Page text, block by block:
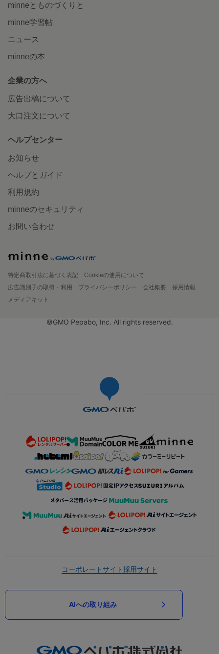
minneとものづくりと
minne学習帖
ニュース
minneの本
企業の方へ
広告出稿について
大口注文について
ヘルプセンター
お知らせ
ヘルプとガイド
利用規約
minneのセキュリティ
お問い合わせ
特定商取引法に基づく表記
Cookieの使用について
広告識別子の取得・利用
プライバシーポリシー 会社概要
採用情報
メディアキット
©GMO Pepabo, Inc. All rights reserved.
コーポレートサイト採用サイト
AIへの取り組み